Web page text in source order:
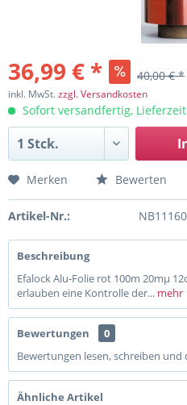
36,99 € * 40,00 € *
inkl. MwSt.zzgl. Versandkosten
Sofort versandfertig,
Merken Bewerten
Artikel-Nr.: NB11160
Beschreibung
Efalock Alu-Folie rot 100m 20mµ
erlauben eine Kontrolle der... mehr
Bewertungen
0
Bewertungen lesen, schreiben und
Ähnliche Artikel